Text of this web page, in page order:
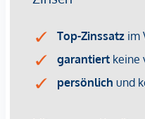
Luxuriöse
Balkone, Terrassen,
WOHNUNG